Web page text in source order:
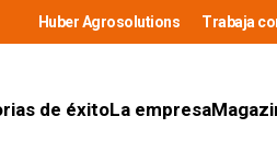
Huber Agrosolutions Trabaja
de éxitoLa empresa